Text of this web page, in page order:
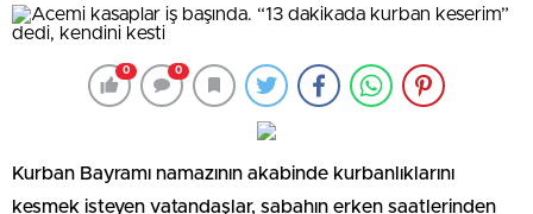
0 0
Kurban Bayramı namazının akabinde kurbanlıklarını
kesmek isteyen vatandaşlar, sabahın erken saatlerinden